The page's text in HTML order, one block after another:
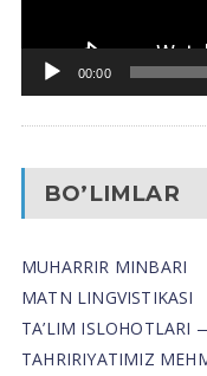
00:00
BO’LIMLAR
MUHARRIR MINBARI
MATN LINGVISTIKASI
TA’LIM ISLOHOTLARI
TAHRIRIYATIMIZ